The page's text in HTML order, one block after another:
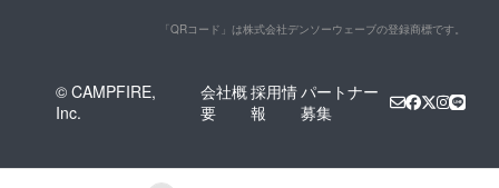
「QRコード」は株式会社デンソーウェーブの登録商標です。
© CAMPFIRE,
Inc.
会社概
要
採用情
報
パートナー
募集